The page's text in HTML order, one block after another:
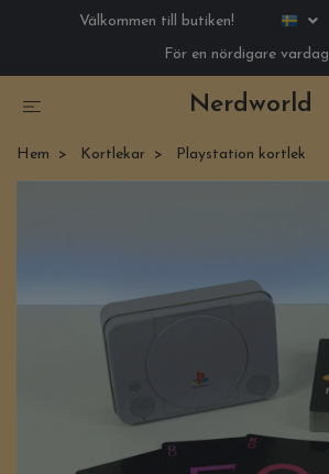
Välkommen till butiken!
För en nördigare vardag
Nerdworld
Hem Kortlekar Playstation kortlek